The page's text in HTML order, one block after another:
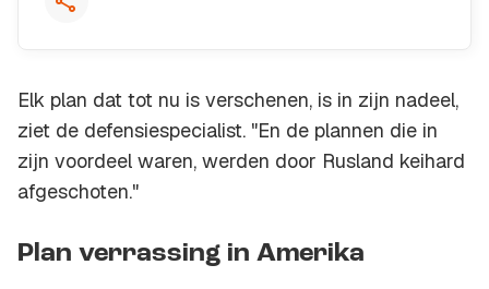
Elk plan dat tot nu is verschenen, is in zijn nadeel,
ziet de defensiespecialist. "En de plannen die in
zijn voordeel waren, werden door Rusland keihard
afgeschoten."
Plan verrassing in Amerika